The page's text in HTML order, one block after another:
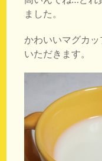
ました。
かわいいマグカ
いただきます。